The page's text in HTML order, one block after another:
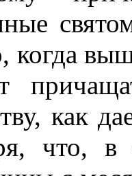
когда
как
что, в